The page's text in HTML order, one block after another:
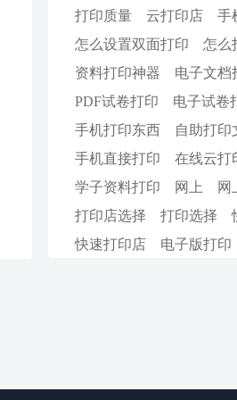
打印质量
云打印店
手
怎么设置双面打印
怎么
资料打印神器
电子文档
PDF试卷打印
电子试卷
手机打印东西
自助打印
手机直接打印
在线云打
学子资料打印
网上
网
打印店选择
打印选择
快速打印店
电子版打印
线上打印店
打印一百张